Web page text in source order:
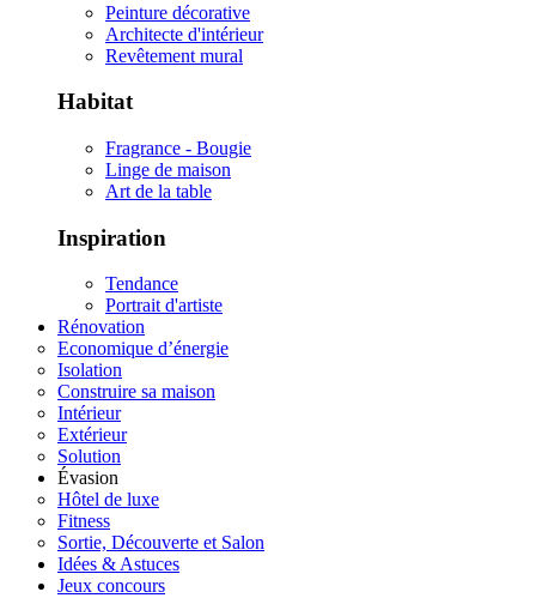
Peinture décorative
Architecte d'intérieur
Revêtement mural
Habitat
Fragrance - Bougie
Linge de maison
Art de la table
Inspiration
Tendance
Portrait d'artiste
Rénovation
Economique d’énergie
Isolation
Construire sa maison
Intérieur
Extérieur
Solution
Évasion
Hôtel de luxe
Fitness
Sortie, Découverte et Salon
Idées & Astuces
Jeux concours